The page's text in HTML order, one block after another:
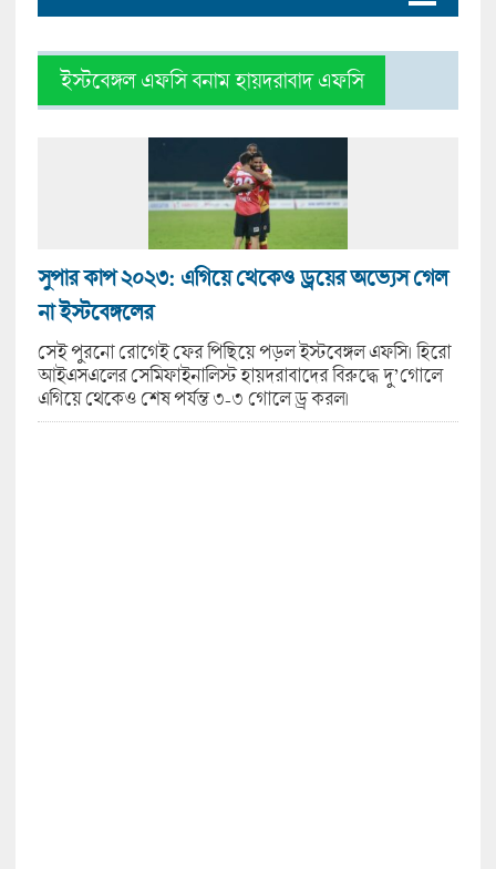
ইস্টবেঙ্গল এফসি বনাম হায়দরাবাদ এফসি
সুপার কাপ ২০২৩: এগিয়ে থেকেও ড্রয়ের অভ্যেস গেল
না ইস্টবেঙ্গলের
সেই পুরনো রোগেই ফের পিছিয়ে পড়ল ইস্টবেঙ্গল এফসি। হিরো
আইএসএলের সেমিফাইনালিস্ট হায়দরাবাদের বিরুদ্ধে দু’গোলে
এগিয়ে থেকেও শেষ পর্যন্ত ৩-৩ গোলে ড্র করল।